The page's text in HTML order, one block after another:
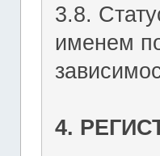
3.8.
именем
4.